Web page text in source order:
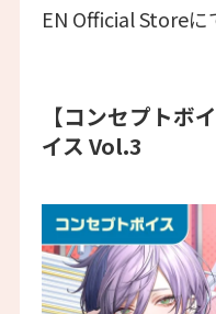
EN Official Storeに
【コンセプトボ
イス Vol.3